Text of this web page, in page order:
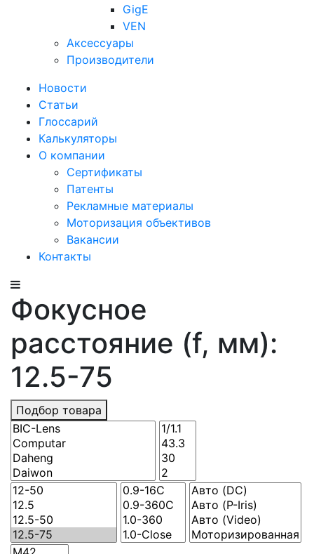
GigE
VEN
Аксессуары
Производители
Новости
Статьи
Глоссарий
Калькуляторы
О компании
Сертификаты
Патенты
Рекламные материалы
Моторизация объективов
Вакансии
Контакты
Фокусное
расстояние (f, мм):
12.5-75
Подбор товара